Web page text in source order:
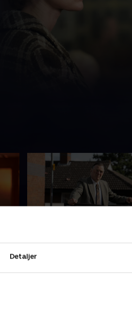
DetaljerMordene breder sig til et